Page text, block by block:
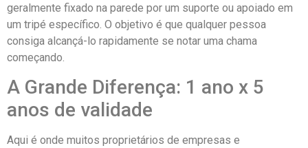
geralmente fixado na parede por um suporte ou apoiado em
um tripé específico . O objetivo é que qualquer pessoa
consiga alcançá-lo rapidamente se notar uma chama
começando.
A Grande Diferença: 1 ano x 5
anos de validade
Aqui é onde muitos proprietários de empresas e